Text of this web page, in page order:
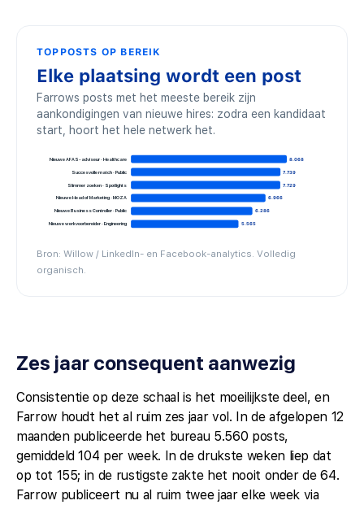
TOPPOSTS OP BEREIK
Elke plaatsing wordt een post
Farrows posts met het meeste bereik zijn
aankondigingen van nieuwe hires: zodra een kandidaat
start, hoort het hele netwerk het.
Nieuwe AFAS-adviseur · Healthcare 8.068
Succesvolle match · Public 7.739
Slimmer zoeken · Spotlights 7.729
Nieuwe Head of Marketing · MOZA 6.966
Nieuwe Business Controller · Public 6.286
Nieuwe werkvoorbereider · Engineering 5.565
Bron: Willow / LinkedIn- en Facebook-analytics. Volledig
organisch.
Zes jaar consequent aanwezig
Consistentie op deze schaal is het moeilijkste deel, en
Farrow houdt het al ruim zes jaar vol. In de afgelopen 12
maanden publiceerde het bureau 5.560 posts,
gemiddeld 104 per week. In de drukste weken liep dat
op tot 155; in de rustigste zakte het nooit onder de 64.
Farrow publiceert nu al ruim twee jaar elke week via